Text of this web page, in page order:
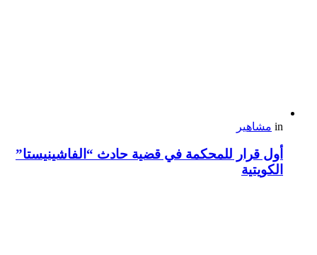
in مشاهير
أول قرار للمحكمة في قضية حادث “الفاشينيستا”
الكويتية